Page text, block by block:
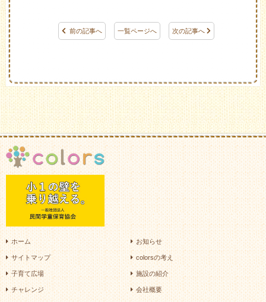
前の記事へ 一覧ページへ 次の記事へ
ホーム お知らせ
サイトマップ colorsの考え
子育て広場 施設の紹介
チャレンジ 会社概要